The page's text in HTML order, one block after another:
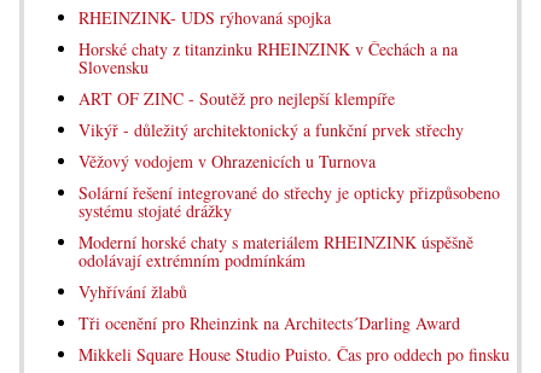
RHEINZINK- UDS rýhovaná spojka
Horské chaty z titanzinku RHEINZINK v Čechách a na
Slovensku
ART OF ZINC - Soutěž pro nejlepší klempíře
Vikýř - důležitý architektonický a funkční prvek střechy
Věžový vodojem v Ohrazenicích u Turnova
Solární řešení integrované do střechy je opticky přizpůsobeno
systému stojaté drážky
Moderní horské chaty s materiálem RHEINZINK úspěšně
odolávají extrémním podmínkám
Vyhřívání žlabů
Tři ocenění pro Rheinzink na Architects´Darling Award
Mikkeli Square House Studio Puisto. Čas pro oddech po finsku